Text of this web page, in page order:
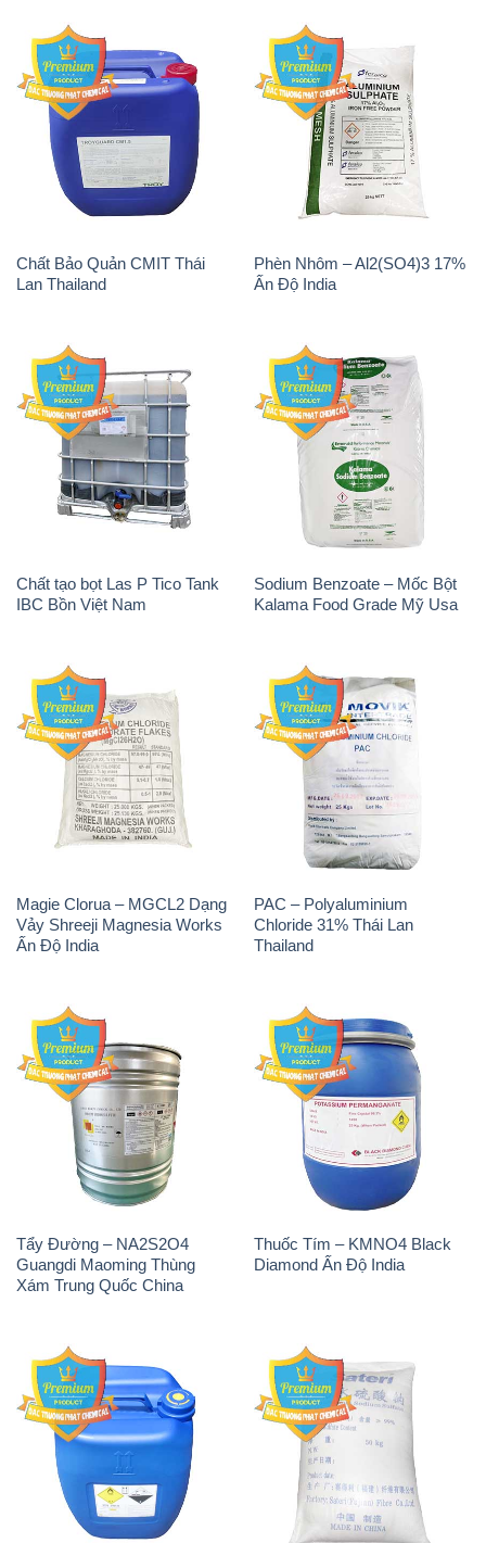
Chất Bảo Quản CMIT Thái
Lan Thailand
Phèn Nhôm – Al2(SO4)3 17%
Ấn Độ India
Chất tạo bọt Las P Tico Tank
IBC Bồn Việt Nam
Sodium Benzoate – Mốc Bột
Kalama Food Grade Mỹ Usa
Magie Clorua – MGCL2 Dạng
Vảy Shreeji Magnesia Works
Ấn Độ India
PAC – Polyaluminium
Chloride 31% Thái Lan
Thailand
Tẩy Đường – NA2S2O4
Guangdi Maoming Thùng
Xám Trung Quốc China
Thuốc Tím – KMNO4 Black
Diamond Ấn Độ India